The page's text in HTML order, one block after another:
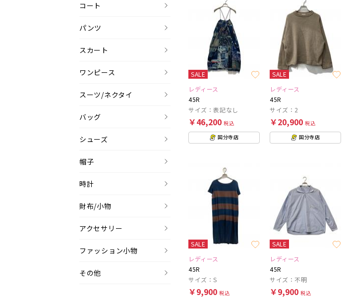
コート
パンツ
スカート
ワンピース
スーツ/ネクタイ
バッグ
シューズ
帽子
時計
財布/小物
アクセサリー
ファッション小物
その他
SALE
レディース
45R
サイズ：表記なし
￥46,200 税込
国分寺店
SALE
レディース
45R
サイズ：2
￥20,900 税込
国分寺店
SALE
レディース
45R
サイズ：S
￥9,900 税込
SALE
レディース
45R
サイズ：不明
￥9,900 税込